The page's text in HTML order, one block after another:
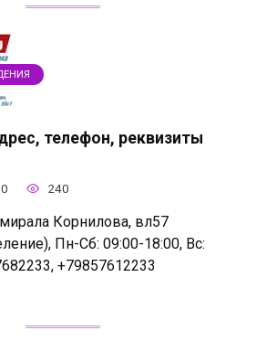
телефон, реквизиты
0 240
Корнилова, вл57
Пн-Сб: 09:00-18:00, Вс:
+79857612233